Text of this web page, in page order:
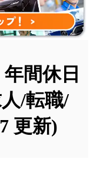
間休日
/転職/
更新)